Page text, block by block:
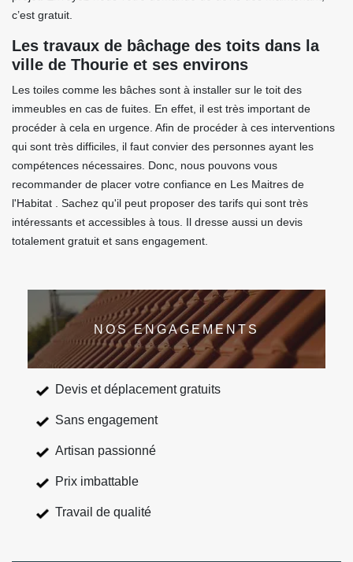
c’est gratuit.
Les travaux de bâchage des toits dans la
ville de Thourie et ses environs
Les toiles comme les bâches sont à installer sur le toit des
immeubles en cas de fuites. En effet, il est très important de
procéder à cela en urgence. Afin de procéder à ces interventions
qui sont très difficiles, il faut convier des personnes ayant les
compétences nécessaires. Donc, nous pouvons vous
recommander de placer votre confiance en Les Maitres de
l'Habitat . Sachez qu'il peut proposer des tarifs qui sont très
intéressants et accessibles à tous. Il dresse aussi un devis
totalement gratuit et sans engagement.
NOS ENGAGEMENTS
Devis et déplacement gratuits
Sans engagement
Artisan passionné
Prix imbattable
Travail de qualité